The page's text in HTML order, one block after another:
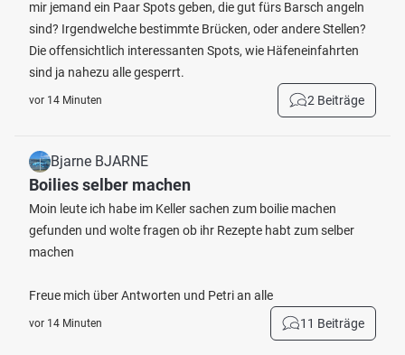
mir jemand ein Paar Spots geben, die gut fürs Barsch angeln
sind? Irgendwelche bestimmte Brücken, oder andere Stellen?
Die offensichtlich interessanten Spots, wie Häfeneinfahrten
sind ja nahezu alle gesperrt.
vor 14 Minuten 2 Beiträge
Bjarne BJARNE
Boilies selber machen
Moin leute ich habe im Keller sachen zum boilie machen
gefunden und wolte fragen ob ihr Rezepte habt zum selber
machen
Freue mich über Antworten und Petri an alle
vor 14 Minuten 11 Beiträge